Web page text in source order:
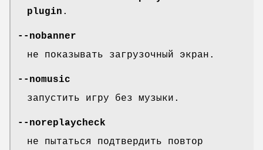
plugin .
--nobanner
не показывать загрузочный экран.
--nomusic
запустить игру без музыки.
--noreplaycheck
не пытаться подтвердить повтор